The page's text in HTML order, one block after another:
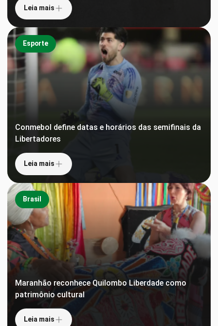
Leia mais
Esporte
Conmebol define datas e horários das semifinais da
Libertadores
Leia mais
Brasil
Maranhão reconhece Quilombo Liberdade como
patrimônio cultural
Leia mais